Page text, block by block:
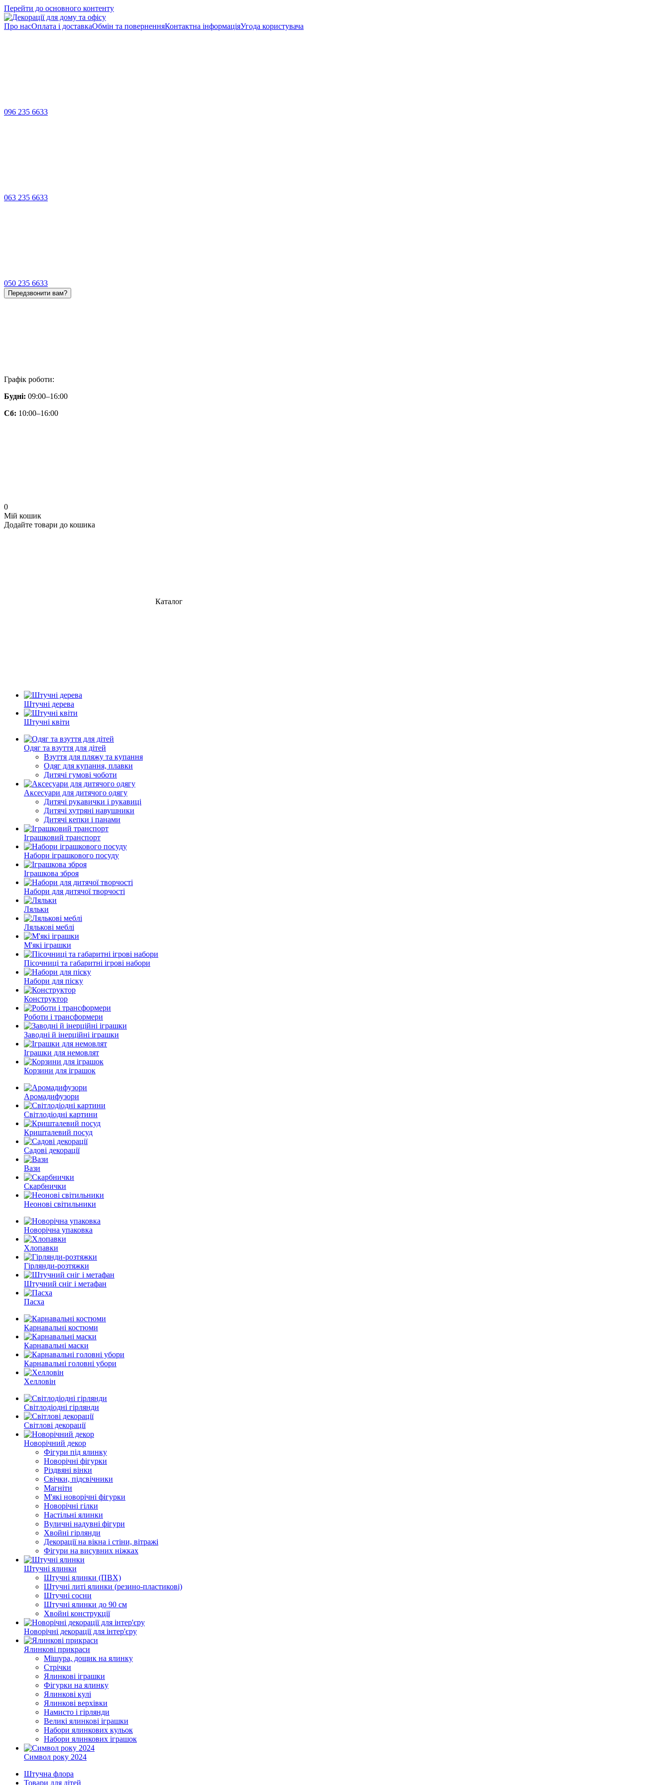
Перейти до основного контенту
Про насОплата і доставкаОбмін та поверненняКонтактна інформаціяУгода користувача
096 235 6633
063 235 6633
050 235 6633
Передзвонити вам?
Графік роботи:
Будні: 09:00–16:00
Сб: 10:00–16:00
0
Мій кошик
Додайте товари до кошика
Каталог
Штучні дерева
Штучні квіти
Одяг та взуття для дітей
Взуття для пляжу та купання
Одяг для купання, плавки
Дитячі гумові чоботи
Аксесуари для дитячого одягу
Дитячі рукавички і рукавиці
Дитячі хутряні навушники
Дитячі кепки і панами
Іграшковий транспорт
Набори іграшкового посуду
Іграшкова зброя
Набори для дитячої творчості
Ляльки
Лялькові меблі
М'які іграшки
Пісочниці та габаритні ігрові набори
Набори для піску
Конструктор
Роботи і трансформери
Заводні й інерційні іграшки
Іграшки для немовлят
Корзини для іграшок
Аромадифузори
Світлодіодні картини
Кришталевий посуд
Садові декорації
Вази
Скарбнички
Неонові світильники
Новорічна упаковка
Хлопавки
Гірлянди-розтяжки
Штучний сніг і метафан
Пасха
Карнавальні костюми
Карнавальні маски
Карнавальні головні убори
Хелловін
Світлодіодні гірлянди
Світлові декорації
Новорічний декор
Фігури під ялинку
Новорічні фігурки
Різдвяні вінки
Свічки, підсвічники
Магніти
М'які новорічні фігурки
Новорічні гілки
Настільні ялинки
Вуличні надувні фігури
Хвойні гірлянди
Декорації на вікна і стіни, вітражі
Фігури на висувних ніжках
Штучні ялинки
Штучні ялинки (ПВХ)
Штучні литі ялинки (резино-пластикові)
Штучні сосни
Штучні ялинки до 90 см
Хвойні конструкції
Новорічні декорації для інтер'єру
Ялинкові прикраси
Мішура, дощик на ялинку
Стрічки
Ялинкові іграшки
Фігурки на ялинку
Ялинкові кулі
Ялинкові верхівки
Намисто і гірлянди
Великі ялинкові іграшки
Набори ялинкових кульок
Набори ялинкових іграшок
Символ року 2024
Штучна флора
Товари для дітей